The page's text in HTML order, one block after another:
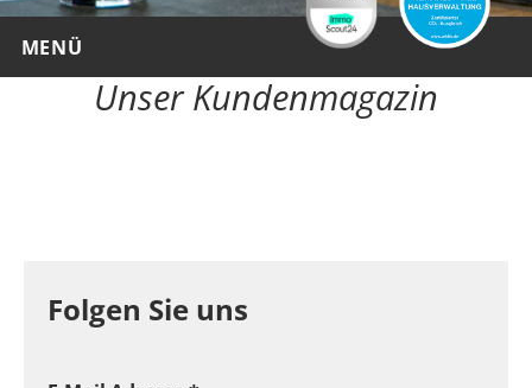
MENÜ commentarius
Unser Kundenmagazin
Folgen Sie uns